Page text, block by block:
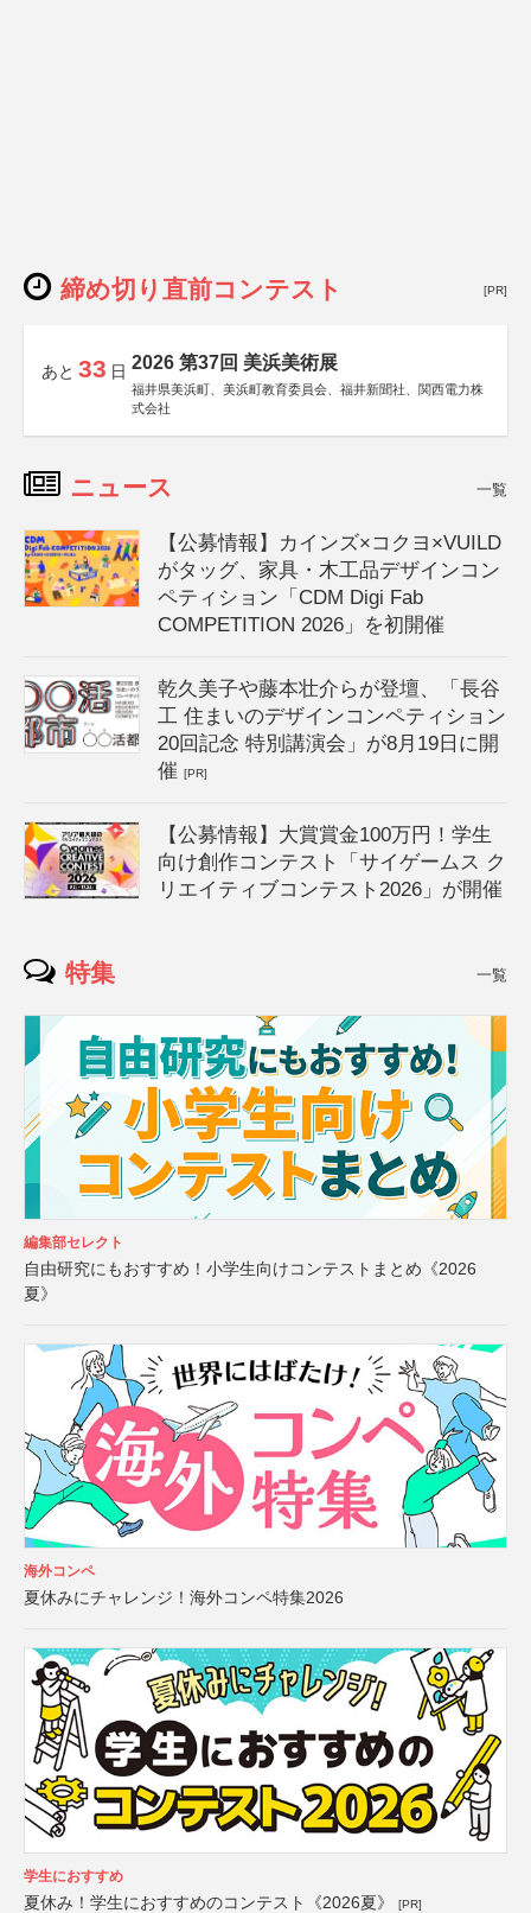
締め切り直前コンテスト [PR]
あと 33 日 2026 第37回 美浜美術展
福井県美浜町、美浜町教育委員会、福井新聞社、関西電力株
式会社
ニュース 一覧
【公募情報】カインズ×コクヨ×VUILD
がタッグ、家具・木工品デザインコン
ペティション「CDM Digi Fab
COMPETITION 2026」を初開催
乾久美子や藤本壮介らが登壇、「長谷
工 住まいのデザインコンペティション
20回記念 特別講演会」が8月19日に開
催[PR]
【公募情報】大賞賞金100万円！学生
向け創作コンテスト「サイゲームス ク
リエイティブコンテスト2026」が開催
特集 一覧
編集部セレクト
自由研究にもおすすめ！小学生向けコンテストまとめ《2026
夏》
海外コンペ
夏休みにチャレンジ！海外コンペ特集2026
学生におすすめ
夏休み！学生におすすめのコンテスト《2026夏》 [PR]